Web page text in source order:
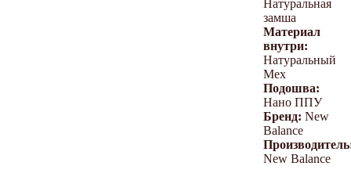
Натуральная
замша
Материал
внутри:
Натуральный
Мех
Подошва:
Нано ППУ
Бренд: New
Balance
New Balance